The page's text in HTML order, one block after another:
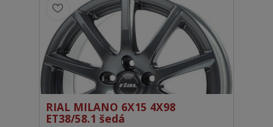
RIAL MILANO 6X15 4X98
ET38/58.1 šedá